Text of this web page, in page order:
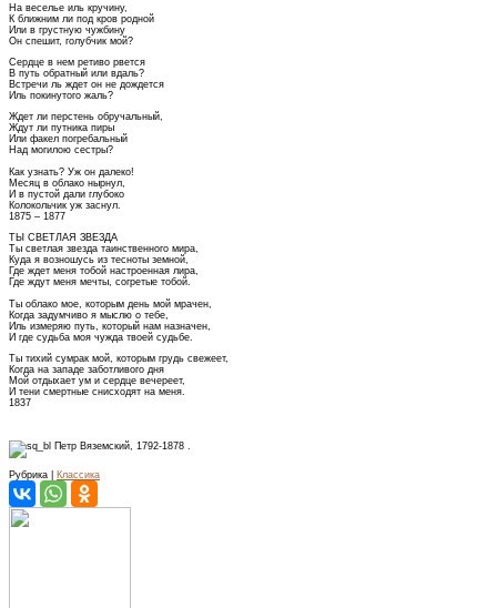
На веселье иль кручину,
К ближним ли под кров родной
Или в грустную чужбину
Он спешит, голубчик мой?
Сердце в нем ретиво рвется
В путь обратный или вдаль?
Встречи ль ждет он не дождется
Иль покинутого жаль?
Ждет ли перстень обручальный,
Ждут ли путника пиры
Или факел погребальный
Над могилою сестры?
Как узнать? Уж он далеко!
Месяц в облако нырнул,
И в пустой дали глубоко
Колокольчик уж заснул.
1875 – 1877
ТЫ СВЕТЛАЯ ЗВЕЗДА
Ты светлая звезда таинственного мира,
Куда я возношусь из тесноты земной,
Где ждет меня тобой настроенная лира,
Где ждут меня мечты, согретые тобой.
Ты облако мое, которым день мой мрачен,
Когда задумчиво я мыслю о тебе,
Иль измеряю путь, который нам назначен,
И где судьба моя чужда твоей судьбе.
Ты тихий сумрак мой, которым грудь свежеет,
Когда на западе заботливого дня
Мой отдыхает ум и сердце вечереет,
И тени смертные снисходят на меня.
1837
Петр Вяземский, 1792-1878 .
Рубрика | Классика